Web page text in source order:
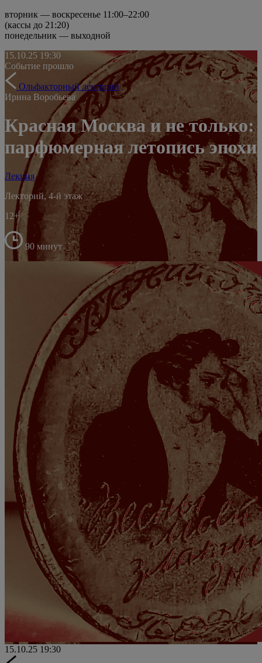
вторник — воскресенье 11:00–22:00
(кассы до 21:20)
понедельник — выходной
15.10.25 19:30
Событие прошло
Ольфакторный лекторий
Ирина Воробьева
Красная Москва и не только:
парфюмерная летопись эпохи
Лекция
Лекторий, 4-й этаж
12+
90 минут
15.10.25 19:30